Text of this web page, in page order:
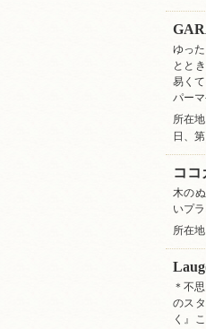
ゆっ
とと
易く
パー
所在地
日、
ココ
木の
いプ
所在地
＊不
のス
く』